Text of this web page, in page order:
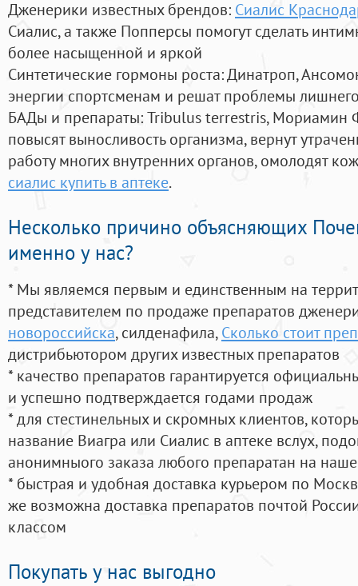
Дженерики известных брендов: Сиалис
Сиалис, а также Попперсы помогут сделать
более насыщенной и яркой
Синтетические гормоны роста: Динатроп,
энергии спортсменам и решат проблемы
БАДы и препараты:Tribulus terrestris, Мориамин
повысят выносливость организма, вернут
работу многих внутренних органов, омолодят
сиалис купить в аптеке.
Несколько причино объясняющих
именно у нас?
* Мы являемся первым и единственным на
представителем по продаже препаратов
новороссийска, силденафила, Сколько стоит
дистрибьютором других известных препаратов
* качество препаратов гарантируется
и успешно подтверждается годами продаж
* для стестинельных и скромных клиентов,
название Виагра или Сиалис в аптеке вслух,
анонимныого заказа любого препаратан на
* быстрая и удобная доставка курьером по
же возможна доставка препаратов почтой
классом
Покупать у нас выгодно